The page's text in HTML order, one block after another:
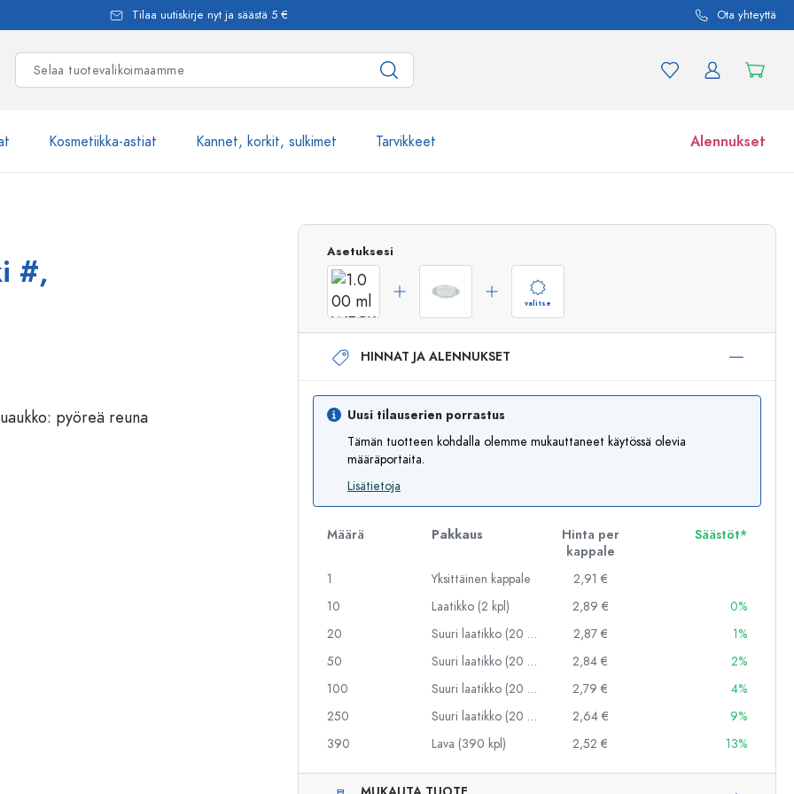
Tilaa uutiskirje nyt ja säästä 5 € Ota yhteyttä
Kosmetiikka-astiat Kannet, korkit, sulkimet Tarvikkeet Alennukset
Airless-pumppupullot
Roll-on-pullot
Puristuspullot
Säilytyspullot
Kuviopainetut pullot
Ginipullot
Käymisastiat
Lasipurkit
Osta nyt
#,
Asetuksesi
valitse
HINNAT JA ALENNUKSET
Uusi tilauserien porrastus
Tämän tuotteen kohdalla olemme mukauttaneet käytössä olevia
määräportaita.
Lisätietoja
Määrä Pakkaus
Hinta per
kappale
Säästöt*
1 Yksittäinen kappale
2,91 €
10
Laatikko (2 kpl) 2,89 €
0%
20
Suuri laatikko (20 kpl) 2,87 €
1%
50
Suuri laatikko (20 kpl) 2,84 €
2%
100
Suuri laatikko (20 kpl) 2,79 €
4%
250
Suuri laatikko (20 kpl) 2,64 €
9%
390
Lava (390 kpl) 2,52 € 13%